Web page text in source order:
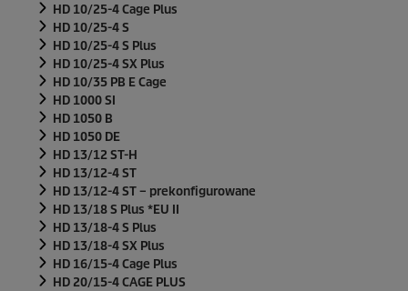
HD 10/25-4 Cage Plus
HD 10/25-4 S
HD 10/25-4 S Plus
HD 10/25-4 SX Plus
HD 10/35 PB E Cage
HD 1000 SI
HD 1050 B
HD 1050 DE
HD 13/12 ST-H
HD 13/12-4 ST
HD 13/12-4 ST – prekonfigurowane
HD 13/18 S Plus *EU II
HD 13/18-4 S Plus
HD 13/18-4 SX Plus
HD 16/15-4 Cage Plus
HD 20/15-4 CAGE PLUS